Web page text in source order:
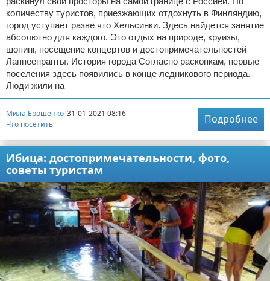
количеству туристов, приезжающих отдохнуть в Финляндию,
город уступает разве что Хельсинки. Здесь найдется занятие
абсолютно для каждого. Это отдых на природе, круизы,
шопинг, посещение концертов и достопримечательностей
Лаппеенранты. История города Согласно раскопкам, первые
поселения здесь появились в конце ледникового периода.
Люди жили на
Мила Ерошенко 31-01-2021 08:16
Что посетить
Подробнее
Ибица: достопримечательности, фото,
советы туристам